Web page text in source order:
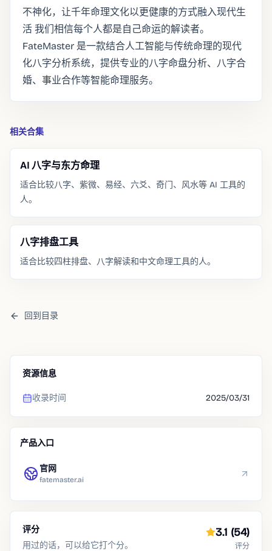
不神化，让千年命理文化以更健康的方式融入现代生
活 我们相信每个人都是自己命运的解读者。
FateMaster 是一款结合人工智能与传统命理的现代
化八字分析系统，提供专业的八字命盘分析、八字合
婚、事业合作等智能命理服务。
相关合集
AI 八字与东方命理
适合比较八字、紫微、易经、六爻、奇门、风水等 AI 工具的
人。
八字排盘工具
适合比较四柱排盘、八字解读和中文命理工具的人。
回到目录
资源信息
收录时间 2025/03/31
产品入口
官网
fatemaster.ai
评分
用过的话，可以给它打个分。
3.1 (54)
评分